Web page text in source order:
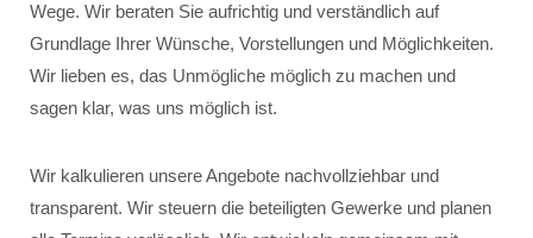
Wege. Wir beraten Sie aufrichtig und verständlich auf
Grundlage Ihrer Wünsche, Vorstellungen und Möglichkeiten.
Wir lieben es, das Unmögliche möglich zu machen und
sagen klar, was uns möglich ist.
Wir kalkulieren unsere Angebote nachvollziehbar und
transparent. Wir steuern die beteiligten Gewerke und planen